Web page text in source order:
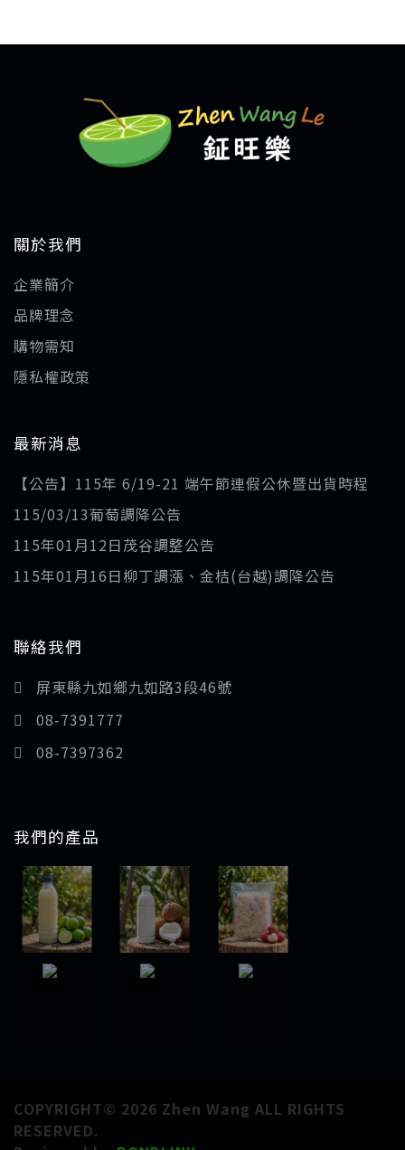
關於我們
企業簡介
品牌理念
購物需知
隱私權政策
最新消息
【公告】115年 6/19-21 端午節連假公休暨出貨時程
115/03/13葡萄調降公告
115年01月12日茂谷調整公告
115年01月16日柳丁調漲、金桔(台越)調降公告
聯絡我們
屏東縣九如鄉九如路3段46號
08-7391777
08-7397362
我們的產品
COPYRIGHT© 2026 Zhen Wang ALL RIGHTS
RESERVED.